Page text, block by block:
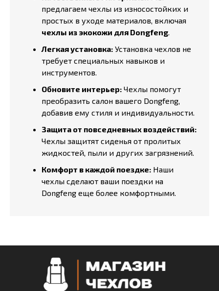
предлагаем чехлы из износостойких и
простых в уходе материалов, включая
чехлы из экокожи для Dongfeng.
Легкая установка: Установка чехлов не
требует специальных навыков и
инструментов.
Обновите интерьер: Чехлы помогут
преобразить салон вашего Dongfeng,
добавив ему стиля и индивидуальности.
Защита от повседневных воздействий:
Чехлы защитят сиденья от пролитых
жидкостей, пыли и других загрязнений.
Комфорт в каждой поездке: Наши
чехлы сделают ваши поездки на
Dongfeng еще более комфортными.